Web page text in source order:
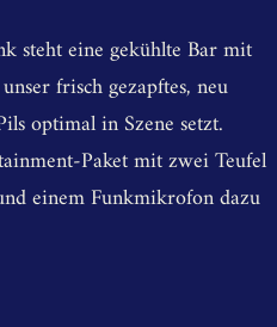
steht eine gekühlte Bar mit
frisch gezapftes, neu
optimal in Szene setzt.
Paket mit zwei Teufel
einem Funkmikrofon dazu